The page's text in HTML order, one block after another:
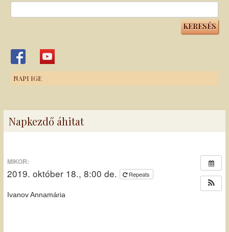
NAPI IGE
Napkezdő áhitat
MIKOR:
2019. október 18., 8:00 de. Repeats
Ivanov Annamária